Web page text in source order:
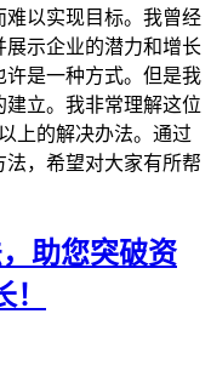
以实现目标。我曾经
示企业的潜力和增长
是一种方式。但是我
立。我非常理解这位
上的解决办法。通过
，希望对大家有所帮
助您突破资